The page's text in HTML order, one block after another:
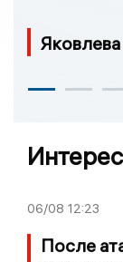
06/08 12:23
После